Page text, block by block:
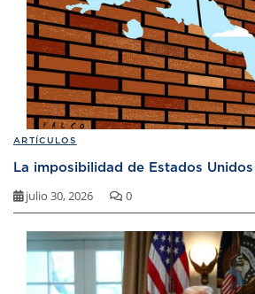
ARTÍCULOS
La imposibilidad de Estados
julio 30, 2026 0